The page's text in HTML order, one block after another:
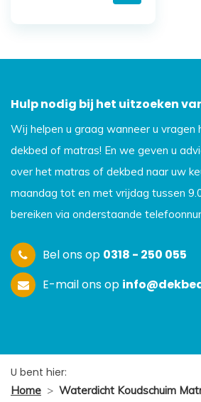
Hulp nodig bij het uitzoeken
Wij helpen u graag wanneer u vragen
dekbed of matras! En we geven u
over het matras of dekbed naar uw
maandag tot en met vrijdag tussen
bereiken via onderstaande
Bel ons op 0318 - 250 055
E-mail ons op
U bent hier:
Home > Waterdicht Koudschuim